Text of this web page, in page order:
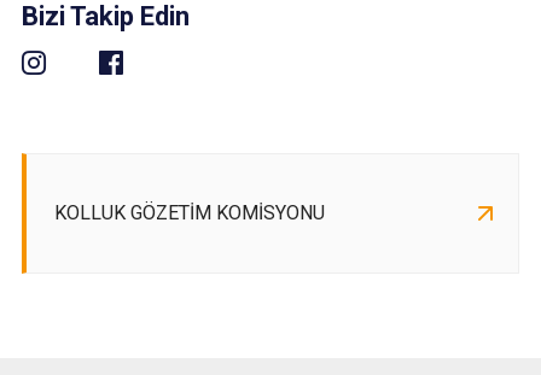
Bizi Takip Edin
KOLLUK GÖZETİM KOMİSYONU